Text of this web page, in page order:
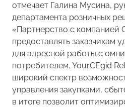
отмечает Галина Мусина,
департамента розничных
«Партнерство с компанией
предоставлять заказчикам
для адресной работы с
потребителем. YourCEgid
широкий спектр
управления закупками,
в итоге позволит